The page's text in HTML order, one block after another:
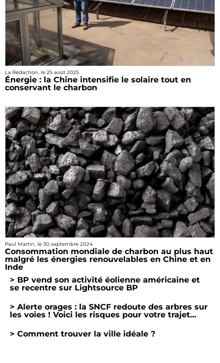
La Rédaction, le 25 août 2025
Énergie : la Chine intensifie le solaire tout en
conservant le charbon
Paul Martin, le 30 septembre 2024
Consommation mondiale de charbon au plus haut
malgré les énergies renouvelables en Chine et en
Inde
> BP vend son activité éolienne américaine et
se recentre sur Lightsource BP
> Alerte orages : la SNCF redoute des arbres sur
les voies ! Voici les risques pour votre trajet…
> Comment trouver la ville idéale ?